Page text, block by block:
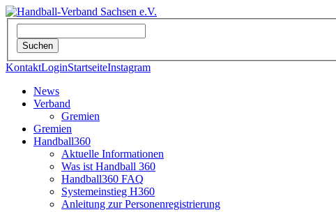
KontaktLoginStartseiteInstagram
News
Verband
Gremien
Gremien
Handball360
Aktuelle Informationen
Was ist Handball 360
Handball360 FAQ
Systemeinstieg H360
Anleitung zur Personenregistrierung